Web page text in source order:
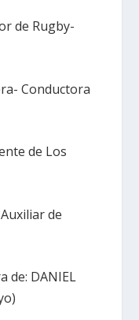
de Rugby-
Conductora
de Los
de
de: DANIEL